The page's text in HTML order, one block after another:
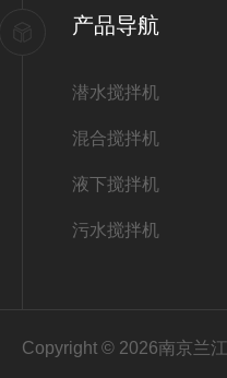
产品导航
潜水搅拌机
混合搅拌机
液下搅拌机
污水搅拌机
Copyright © 2026南京兰